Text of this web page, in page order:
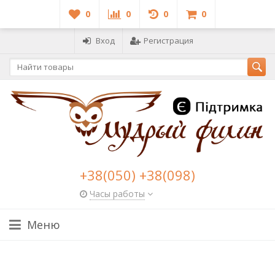
0 0 0 0
Вход Регистрация
+38(050) +38(098)
Часы работы
Меню